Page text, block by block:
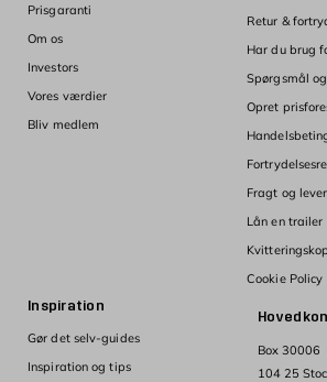
Box 30006
104 25
Prisgaranti
Om os
Investors
Vores værdier
Bliv medlem
Retur &
Har du brug
Spørgsmål
Opret
Fragt og
Lån en trailer
Cookie Policy
Inspiration
Gør det selv-guides
Inspiration og tips